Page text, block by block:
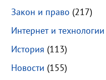
Закон и право (217)
Интернет и технологии
История (113)
Новости (155)